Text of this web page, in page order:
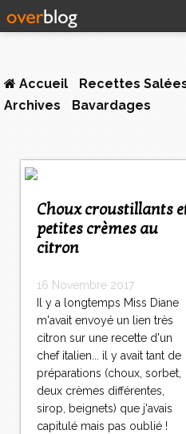
Accueil Recettes
Archives
Bavardages
Choux croustillants et
petites crèmes au
citron
16 Novembre 2017
Il y a longtemps Miss Diane
m'avait envoyé un lien très
citron sur une recette d'un
chef italien... il y avait tant de
préparations (choux, sorbet,
deux crèmes différentes,
sirop, beignets) que j'avais
capitulé mais pas oublié !
Newsletter
Abonnez-vous
nouveaux
E
m
<
<